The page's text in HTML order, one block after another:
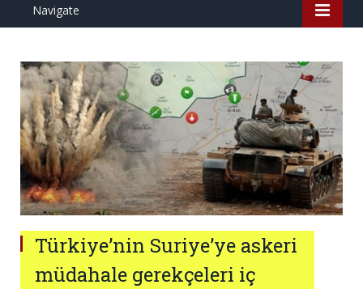
Navigate
Türkiye’nin Suriye’ye askeri
müdahale gerekçeleri iç